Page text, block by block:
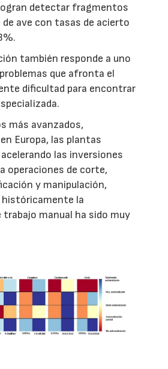
detectar fragmentos
de ave con tasas de acierto
también responde a uno
que afronta el
dificultad para encontrar
más avanzados,
Europa, las plantas
las inversiones
operaciones de corte,
y manipulación,
la
trabajo manual ha sido muy